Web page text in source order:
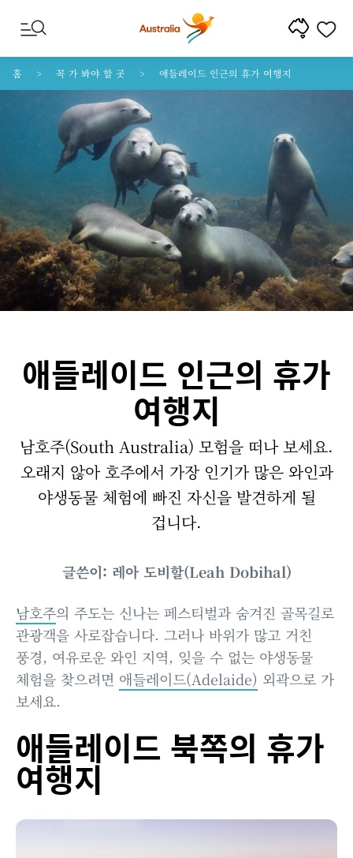
콘텐트로 건너뛰기
꼬리말 내비게이션으로 건너뛰기
홈 꼭 가 봐야 할 곳 애들레이드 인근의 휴가 여행지
애들레이드 인근의 휴가
여행지
남호주(South Australia) 모험을 떠나 보세요.
오래지 않아 호주에서 가장 인기가 많은 와인과
야생동물 체험에 빠진 자신을 발견하게 될
겁니다.
글쓴이: 레아 도비할(Leah Dobihal)
남호주의 주도는 신나는 페스티벌과 숨겨진 골목길로
관광객을 사로잡습니다. 그러나 바위가 많고 거친
풍경, 여유로운 와인 지역, 잊을 수 없는 야생동물
체험을 찾으려면 애들레이드(Adelaide) 외곽으로 가
보세요.
애들레이드 북쪽의 휴가
여행지